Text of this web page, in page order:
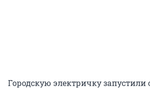
Городскую электричку запустили